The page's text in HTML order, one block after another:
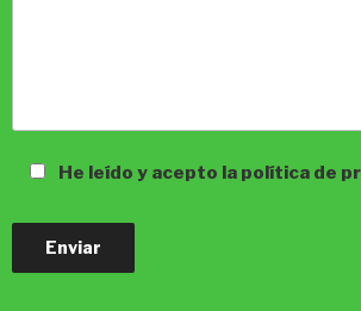
He leído y acepto la política de